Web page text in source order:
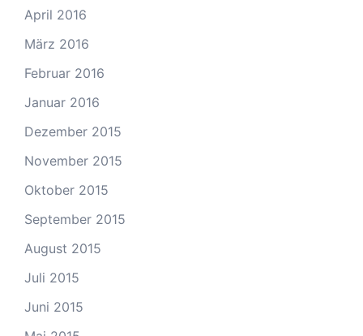
April 2016
März 2016
Februar 2016
Januar 2016
Dezember 2015
November 2015
Oktober 2015
September 2015
August 2015
Juli 2015
Juni 2015